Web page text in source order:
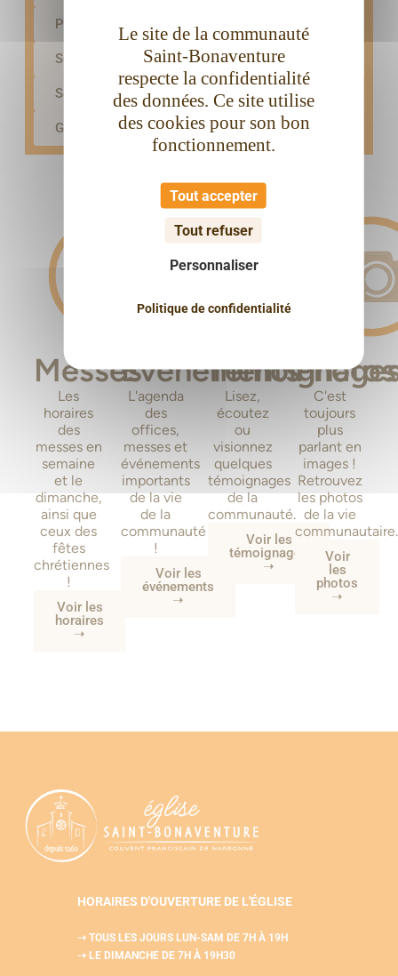
Le site de la communauté
Saint-Bonaventure
respecte la confidentialité
des données. Ce site utilise
des cookies pour son bon
fonctionnement.
Tout accepter
Tout refuser
Personnaliser
Politique de confidentialité
Participer à la messe dominicale ➝
Se confesser ➝
Servir et évangéliser ➝
Grandir dans le foi ➝
Messes
Les
horaires
des
messes en
semaine
et le
dimanche,
ainsi que
ceux des
fêtes
chrétiennes
!
Voir les
horaires
➝
Événements
L'agenda
des
offices,
messes et
événements
importants
de la vie
de la
communauté
!
Voir les
événements
➝
Lisez,
écoutez
ou
visionnez
quelques
témoignages
de la
communauté.
Voir les
témoignages
➝
Photos
C'est
toujours
plus
parlant en
images !
Retrouvez
les photos
de la vie
communautaire.
Voir
les
photos
➝
HORAIRES D'OUVERTURE DE L'ÉGLISE
➝ TOUS LES JOURS LUN-SAM DE 7H À 19H
➝ LE DIMANCHE DE 7H À 19H30